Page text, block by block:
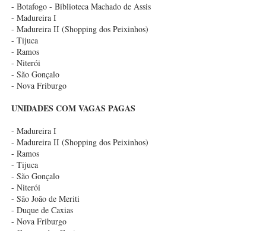
- Botafogo - Biblioteca Machado de Assis
- Madureira I
- Madureira II (Shopping dos Peixinhos)
- Tijuca
- Ramos
- Niterói
- São Gonçalo
- Nova Friburgo
UNIDADES COM VAGAS PAGAS
- Madureira I
- Madureira II (Shopping dos Peixinhos)
- Ramos
- Tijuca
- São Gonçalo
- Niterói
- São João de Meriti
- Duque de Caxias
- Nova Friburgo